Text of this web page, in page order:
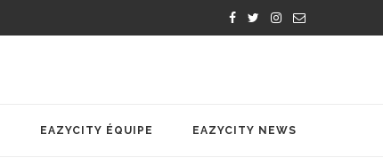
EAZYCITY ÉQUIPE EAZYCITY NEWS